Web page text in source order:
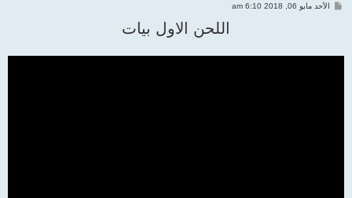
الأحد مايو 06, 2018 6:10 am
اللحن الاول بيات